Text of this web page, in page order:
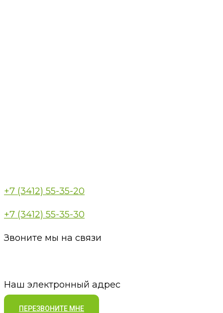
+7 (3412) 55-35-20
+7 (3412) 55-35-30
Звоните мы на связи
Наш электронный адрес
ПЕРЕЗВОНИТЕ МНЕ